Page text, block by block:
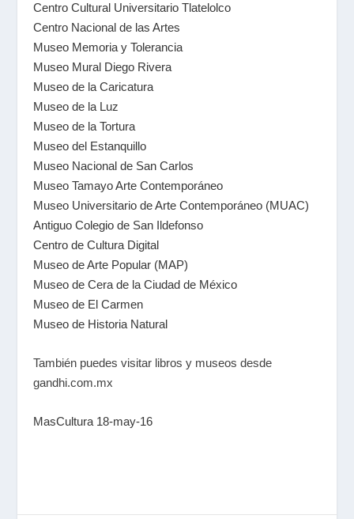
Centro Cultural Universitario Tlatelolco
Centro Nacional de las Artes
Museo Memoria y Tolerancia
Museo Mural Diego Rivera
Museo de la Caricatura
Museo de la Luz
Museo de la Tortura
Museo del Estanquillo
Museo Nacional de San Carlos
Museo Tamayo Arte Contemporáneo
Museo Universitario de Arte Contemporáneo (MUAC)
Antiguo Colegio de San Ildefonso
Centro de Cultura Digital
Museo de Arte Popular (MAP)
Museo de Cera de la Ciudad de México
Museo de El Carmen
Museo de Historia Natural
También puedes visitar libros y museos desde
gandhi.com.mx
MasCultura 18-may-16